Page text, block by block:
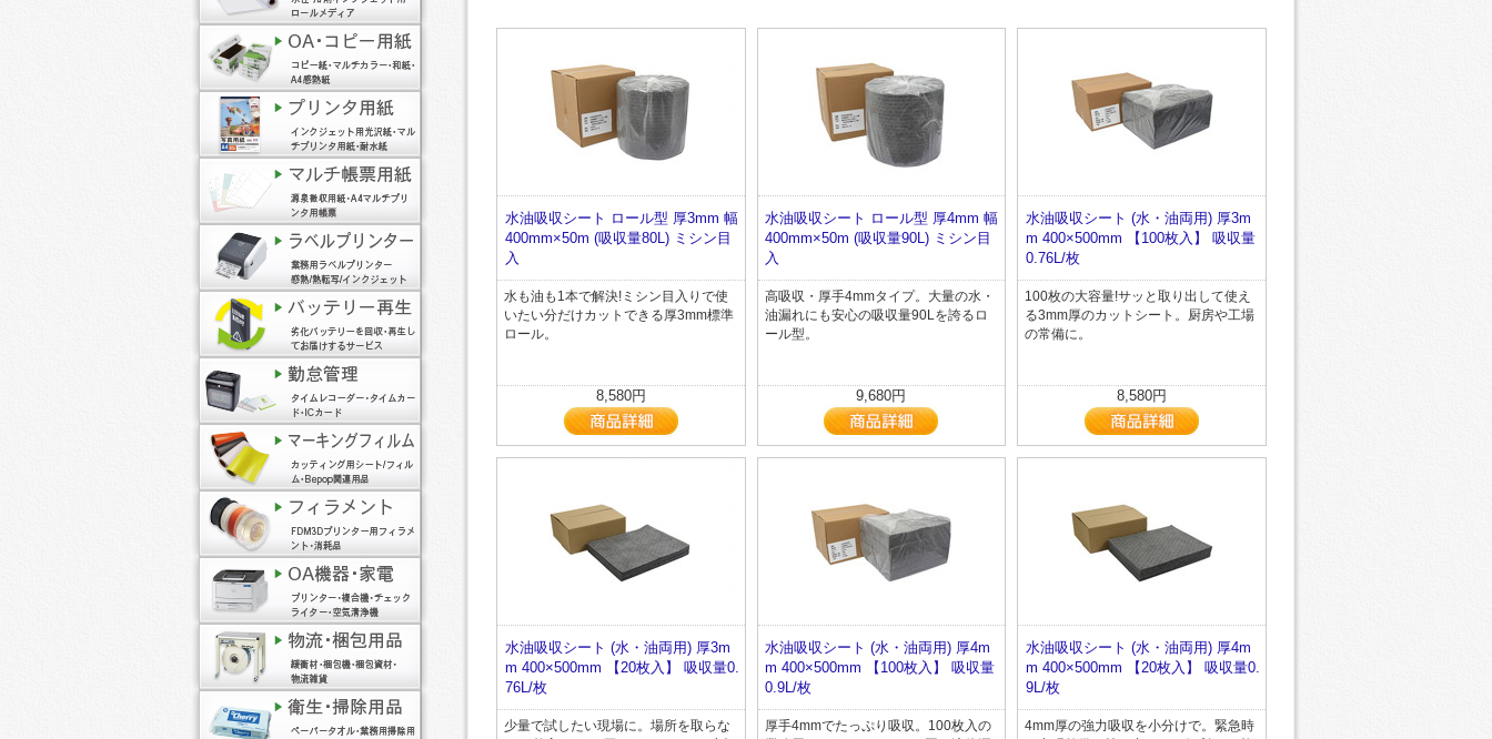
水油吸収シート ロール型 厚3mm 幅
400mm×50m (吸収量80L) ミシン目
入
水も油も1本で解決!ミシン目入りで使
いたい分だけカットできる厚3mm標準
ロール。
8,580円
水油吸収シート ロール型 厚4mm 幅
400mm×50m (吸収量90L) ミシン目
入
高吸収・厚手4mmタイプ。大量の水・
油漏れにも安心の吸収量90Lを誇るロ
ール型。
9,680円
水油吸収シート (水・油両用) 厚3m
m 400×500mm 【100枚入】 吸収量
0.76L/枚
100枚の大容量!サッと取り出して使え
る3mm厚のカットシート。厨房や工場
の常備に。
8,580円
水油吸収シート (水・油両用) 厚3m
m 400×500mm 【20枚入】 吸収量0.
76L/枚
少量で試したい現場に。場所を取らな
水油吸収シート (水・油両用) 厚4m
m 400×500mm 【100枚入】 吸収量
0.9L/枚
厚手4mmでたっぷり吸収。100枚入の
水油吸収シート (水・油両用) 厚4m
m 400×500mm 【20枚入】 吸収量0.
9L/枚
4mm厚の強力吸収を小分けで。緊急時